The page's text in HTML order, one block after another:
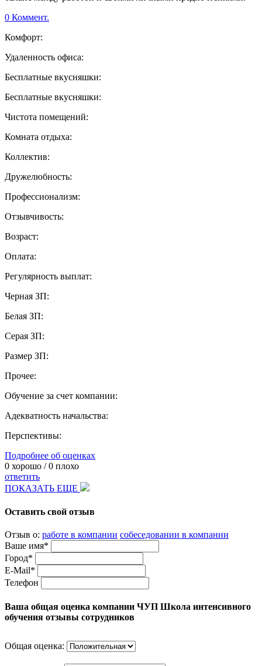
0 Коммент.
Комфорт:
Удаленность офиса:
Бесплатные вкусняшки:
Бесплатные вкусняшки:
Чистота помещений:
Комната отдыха:
Коллектив:
Дружелюбность:
Профессионализм:
Отзывчивость:
Возраст:
Оплата:
Регулярность выплат:
Черная ЗП:
Белая ЗП:
Серая ЗП:
Размер ЗП:
Прочее:
Обучение за счет компании:
Адекватность начальства:
Перспективы:
Подробнее об оценках
0 хорошо /0 плохо
ответить
ПОКАЗАТЬ ЕЩЕ
Оставить свой отзыв
Отзыв о: работе в компании собеседовании в компании
Ваше имя*
Город*
E-Mail*
Телефон
Ваша общая оценка компании ЧУП Школа интенсивного
обучения отзывы сотрудников
Общая оценка: